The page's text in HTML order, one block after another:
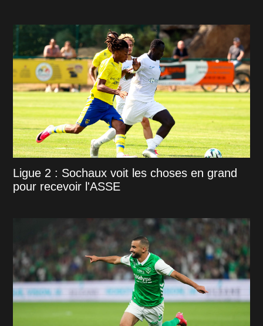
Ligue 2 : Sochaux voit les choses en grand
pour recevoir l'ASSE